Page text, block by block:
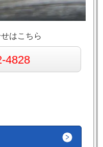
はこちら
4828